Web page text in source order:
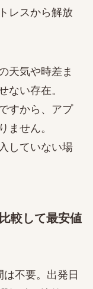
レスから解放
天気や時差ま
ない存在。
すから、アプ
ません。
していない場
較して最安値
不要。出発日